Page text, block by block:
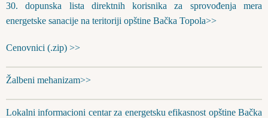
30. dopunska lista direktnih korisnika za sprovođenja mera
energetske sanacije na teritoriji opštine Bačka Topola>>
Cenovnici (.zip) >>
Žalbeni mehanizam>>
Lokalni informacioni centar za energetsku efikasnost opštine Bačka